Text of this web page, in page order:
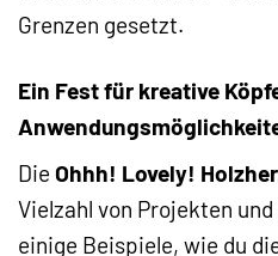
Grenzen gesetzt.
Ein Fest für kreative
Die Ohhh! Lovely!
Vielzahl von Projekten
einige Beispiele, wie du